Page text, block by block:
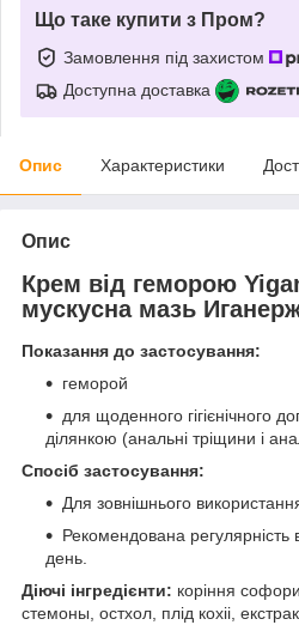
Що таке купити з Пром?
Замовлення під захистом
Доступна доставка
Опис Характеристики
Опис
Крем від геморою
мускусна мазь
Показання до застосування:
геморой
для щоденного гігієнічного
ділянкою (анальні тріщини і
Спосіб застосування:
Для зовнішнього
Рекомендована
день.
Діючі інгредієнти: коріння
стемоны, остхол, плід кохіі,